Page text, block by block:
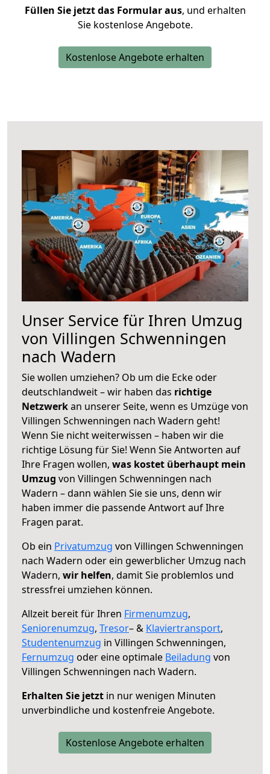
Füllen Sie jetzt das Formular aus, und erhalten
Sie kostenlose Angebote.
Kostenlose Angebote erhalten
Unser Service für Ihren Umzug
von Villingen Schwenningen
nach Wadern
Sie wollen umziehen? Ob um die Ecke oder
deutschlandweit – wir haben das richtige
Netzwerkan unserer Seite, wenn es Umzüge von
Villingen Schwenningen nach Wadern geht!
Wenn Sie nicht weiterwissen – haben wir die
richtige Lösung für Sie! Wenn Sie Antworten auf
Ihre Fragen wollen, was kostet überhaupt mein
Umzug von Villingen Schwenningen nach
Wadern – dann wählen Sie sie uns, denn wir
haben immer die passende Antwort auf Ihre
Fragen parat.
Ob ein Privatumzug von Villingen Schwenningen
nach Wadern oder ein gewerblicher Umzug nach
Wadern, wir helfen, damit Sie problemlos und
stressfrei umziehen können.
Allzeit bereit für Ihren Firmenumzug,
Seniorenumzug, Tresor– & Klaviertransport,
Studentenumzug in Villingen Schwenningen,
Fernumzug oder eine optimale Beiladung von
Villingen Schwenningen nach Wadern.
Erhalten Sie jetzt in nur wenigen Minuten
unverbindliche und kostenfreie Angebote.
Kostenlose Angebote erhalten